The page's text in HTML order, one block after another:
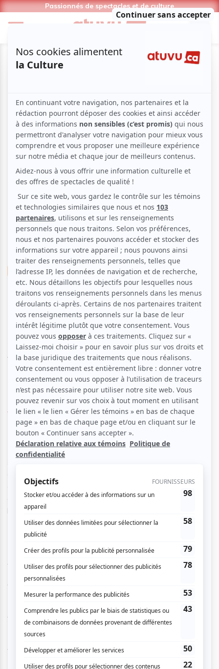
Passionnés de spectacles et de culture
Musique Jazz
L'OFF | Pierre Labbé,
Tremblement de fer
Voir les avis -->
Aucune offre promotionnelle
disponible
Soyez les premiers avisés dès qu'il y aura une offre promo
pour L'OFF | Pierre Labbé, Tremblement de fer:INSCRIVEZ-
VOUS
Événement phare et commande de la 10e édition de
L’OFF Jazz, Tremblement de fer est immortalisé sur disque
exceptionnels. Ils seront sur scène pour interpréter cette
œuvre décapante et pleine de vie. Voilà qui clôture en
beauté notre 11e édition.
Pierre Labbé, chef, composition, flûte et saxophone
ténor
Josianne Laberge
Mélanie Debonville, violon
Jean René, violon alto
Jean Derome
, saxophones et flûte
Frank Lozano
, saxophone ténor et clarinette basse